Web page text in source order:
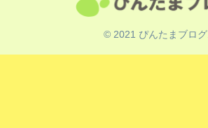
© 2021 ぴんたまブログ.